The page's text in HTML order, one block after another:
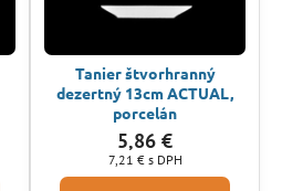
Tanier štvorhranný
dezertný 13cm ACTUAL,
porcelán
5,86 €
7,21 € s DPH